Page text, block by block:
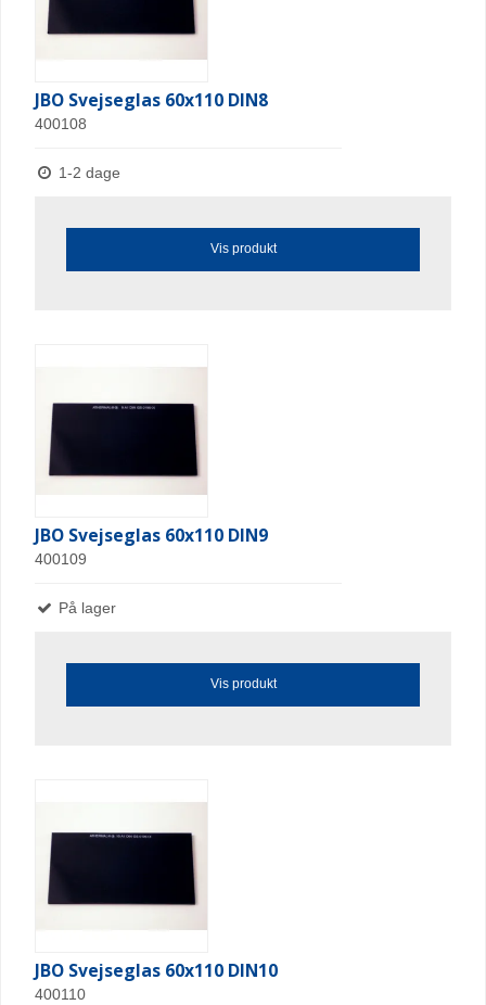
JBO Svejseglas 60x110 DIN8
400108
1-2 dage
Vis produkt
JBO Svejseglas 60x110 DIN9
400109
På lager
Vis produkt
JBO Svejseglas 60x110 DIN10
400110